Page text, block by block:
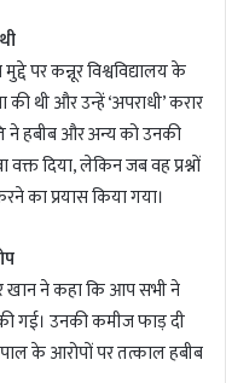
पर कन्नूर विश्वविद्यालय के
थी और उन्हें ‘अपराधी’ करार
ने हबीब और अन्य को उनकी
दिया, लेकिन जब वह प्रश्नों
का प्रयास किया गया।
खान ने कहा कि आप सभी ने
गई। उनकी कमीज फाड़ दी
के आरोपों पर तत्काल हबीब